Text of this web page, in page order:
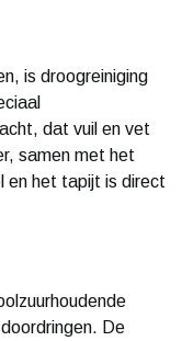
is droogreiniging
dat vuil en vet
samen met het
en het tapijt is direct
De